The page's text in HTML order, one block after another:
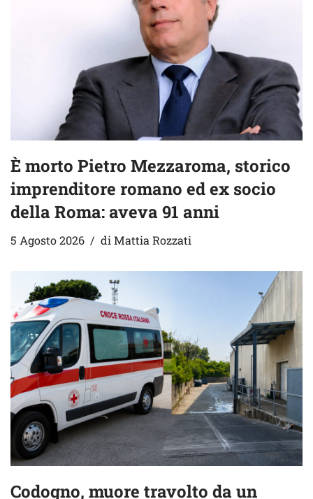
È morto Pietro Mezzaroma, storico
imprenditore romano ed ex socio
della Roma: aveva 91 anni
5 Agosto 2026 di Mattia Rozzati
Codogno, muore travolto da un